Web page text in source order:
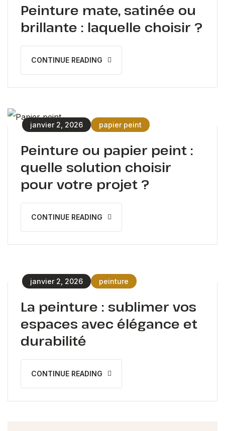
Peinture mate, satinée ou
brillante : laquelle choisir ?
CONTINUE READING
janvier 2, 2026 papier peint
Peinture ou papier peint :
quelle solution choisir
pour votre projet ?
CONTINUE READING
janvier 2, 2026 peinture
La peinture : sublimer vos
espaces avec élégance et
durabilité
CONTINUE READING